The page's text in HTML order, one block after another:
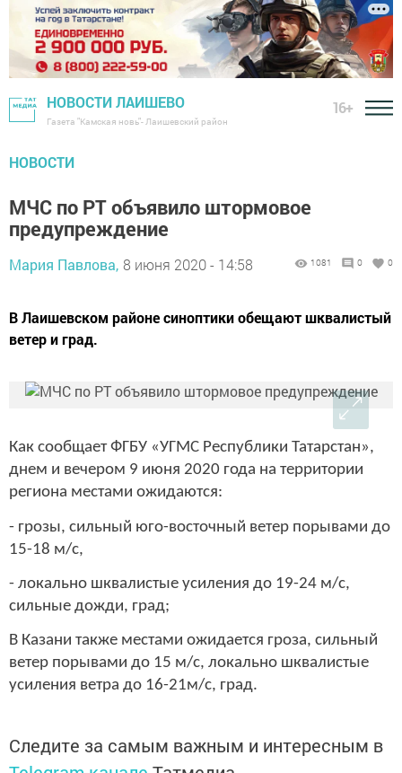
НОВОСТИ ЛАИШЕВО
Газета "Камская новь"- Лаишевский район
16+
НОВОСТИ
МЧС по РТ объявило штормовое
предупреждение
Мария Павлова, 8 июня 2020 - 14:58 1081 0 0
В Лаишевском районе синоптики обещают шквалистый
ветер и град.
Как сообщает ФГБУ «УГМС Республики Татарстан»,
днем и вечером 9 июня 2020 года на территории
региона местами ожидаются:
- грозы, сильный юго-восточный ветер порывами до
15-18 м/с,
- локально шквалистые усиления до 19-24 м/с,
сильные дожди, град;
В Казани также местами ожидается гроза, сильный
ветер порывами до 15 м/с, локально шквалистые
усиления ветра до 16-21м/с, град.
Следите за самым важным и интересным в